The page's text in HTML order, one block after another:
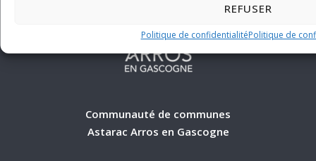
REFUSER
Politique de confidentialitéPolitique de
Communauté de communes
Astarac Arros en Gascogne